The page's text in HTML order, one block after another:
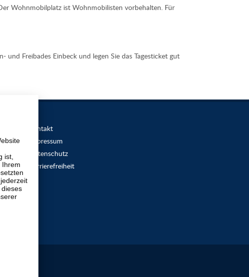
Wohnmobilplatz ist Wohnmobilisten vorbehalten. Für
Freibades Einbeck und legen Sie das Tagesticket gut
Kontakt
Impressum
Datenschutz
Barrierefreiheit
ist,
Ihrem